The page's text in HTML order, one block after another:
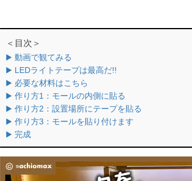
＜目次＞
▶️ 動画で観てみる
▶️ LEDライトテープは最高だ!!
▶️ 必要な材料はこちら
▶️ 作り方1：モールの内側に貼る
▶️ 作り方2：設置場所にテープを貼る
▶️ 作り方3：モールを貼り付けます
▶️ 完成